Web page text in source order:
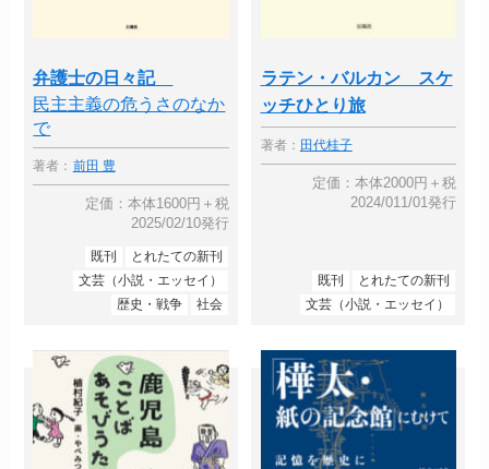
弁護士の日々記
民主主義の危うさのなか
で
著者： 前田 豊
定価：本体1600円＋税
2025/02/10発行
既刊
とれたての新刊
文芸（小説・エッセイ）
歴史・戦争
社会
ラテン・バルカン スケ
ッチひとり旅
著者： 田代桂子
定価：本体2000円＋税
2024/011/01発行
既刊
とれたての新刊
文芸（小説・エッセイ）